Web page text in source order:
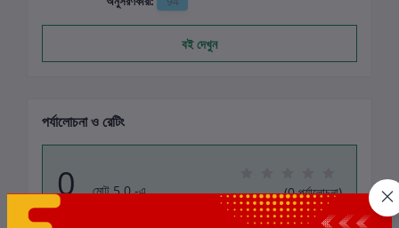
বই দেখুন
পর্যালোচনা ও রেটিং
0 মোট 5.0 -এ (0 পর্যালোচনা)